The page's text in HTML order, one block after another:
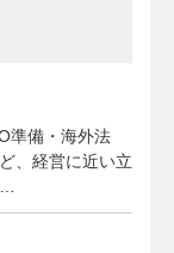
準備・海外法
、経営に近い立